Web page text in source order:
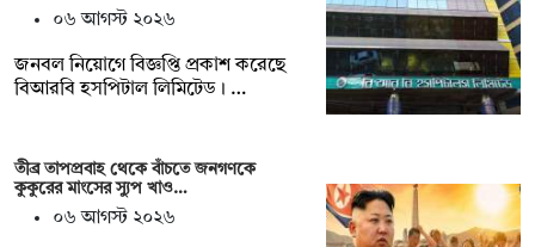
০৬ আগস্ট ২০২৬
জনবল নিয়োগে বিজ্ঞপ্তি প্রকাশ করেছে
বিআরবি হসপিটাল লিমিটেড। …
তীব্র তাপপ্রবাহ থেকে বাঁচতে জনগণকে
কুকুরের মাংসের স্যুপ খাও…
০৬ আগস্ট ২০২৬